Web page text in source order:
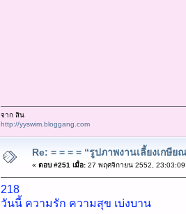
จาก สิน
http://yyswim.bloggang.com
Re: = = = = “รูปภาพงานเลี้ยงเกษี
« ตอบ #251 เมื่อ:27 พฤศจิกายน 2552, 23:03:09
218
วันนี้ ความรัก ความสุข เบ่งบาน